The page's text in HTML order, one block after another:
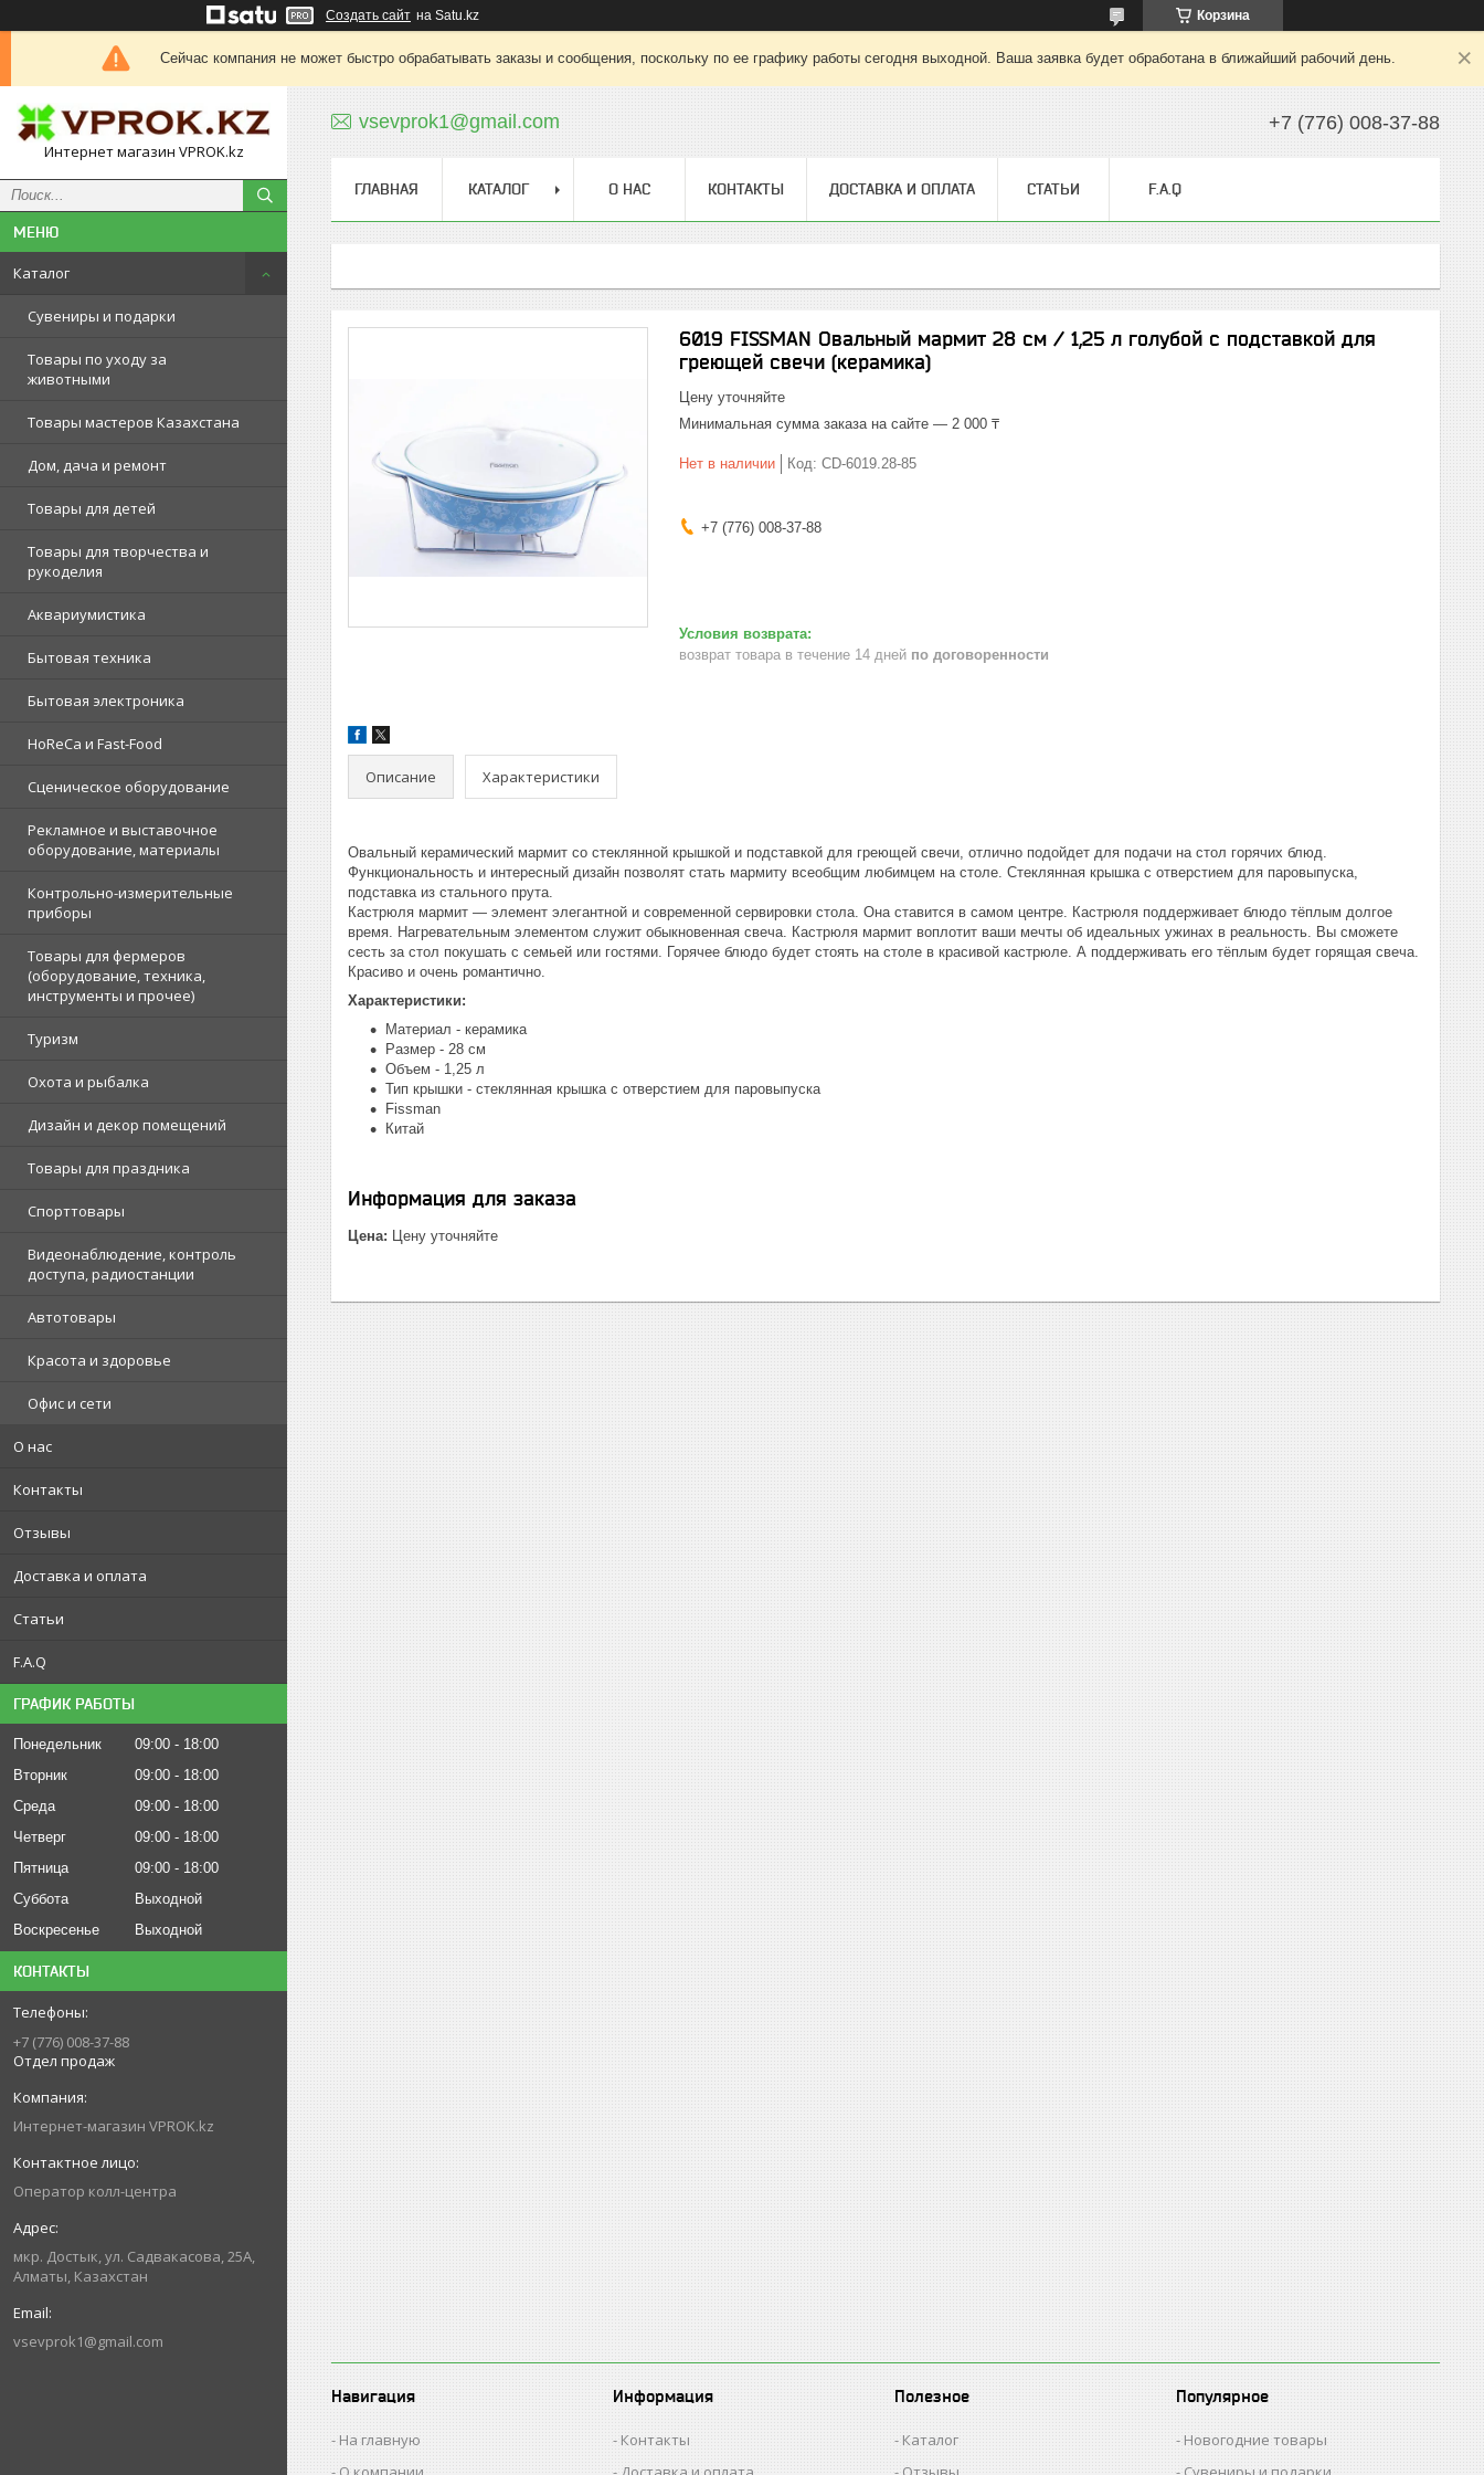
Создать сайт на Satu.kz Корзина
Сейчас компания не может быстро обрабатывать заказы и сообщения, поскольку по ее графику работы сегодня выходной. Ваша заявка будет обработана в ближайший рабочий день.
Интернет магазин VPROK.kz
Каталог
Сувениры и подарки
Товары по уходу за
животными
Товары мастеров Казахстана
Дом, дача и ремонт
Товары для детей
Товары для творчества и
рукоделия
Аквариумистика
Бытовая техника
Бытовая электроника
HoReCa и Fast-Food
Сценическое оборудование
Рекламное и выставочное
оборудование, материалы
Контрольно-измерительные
приборы
Товары для фермеров
(оборудование, техника,
инструменты и прочее)
Туризм
Охота и рыбалка
Дизайн и декор помещений
Товары для праздника
Спорттовары
Видеонаблюдение, контроль
доступа, радиостанции
Автотовары
Красота и здоровье
Офис и сети
О нас
Контакты
Отзывы
Доставка и оплата
Статьи
F.A.Q
ГРАФИК РАБОТЫ
Понедельник 09:00
18:00
Вторник
09:00
18:00
Среда
09:00
18:00
Четверг
09:00
18:00
Пятница
09:00
18:00
Суббота
Выходной
Воскресенье
Выходной
КОНТАКТЫ
+7 (776) 008-37-88
Отдел продаж
Интернет-магазин VPROK.kz
Оператор колл-центра
мкр. Достык, ул. Садвакасова, 25А,
Алматы, Казахстан
vsevprok1@gmail.com
vsevprok1@gmail.com +7 (776) 008-37-88
ГЛАВНАЯ КАТАЛОГ О НАС КОНТАКТЫ ДОСТАВКА И ОПЛАТА СТАТЬИ F.A.Q
6019 FISSMAN Овальный мармит 28 см / 1,25 л голубой с подставкой для
греющей свечи (керамика)
Цену уточняйте
Минимальная сумма заказа на сайте — 2 000 ₸
Нет в наличии Код: CD-6019.28-85
+7 (776) 008-37-88
возврат товара в течение 14 дней по договоренности
Описание Характеристики
Овальный керамический мармит со стеклянной крышкой и подставкой для греющей свечи, отлично подойдет для подачи на стол горячих блюд.
Функциональность и интересный дизайн позволят стать мармиту всеобщим любимцем на столе. Стеклянная крышка с отверстием для паровыпуска,
подставка из стального прута.
Кастрюля мармит — элемент элегантной и современной сервировки стола. Она ставится в самом центре. Кастрюля поддерживает блюдо тёплым долгое
время. Нагревательным элементом служит обыкновенная свеча. Кастрюля мармит воплотит ваши мечты об идеальных ужинах в реальность. Вы сможете
сесть за стол покушать с семьей или гостями. Горячее блюдо будет стоять на столе в красивой кастрюле. А поддерживать его тёплым будет горящая свеча.
Красиво и очень романтично.
Характеристики:
Материал - керамика
Размер - 28 см
Объем - 1,25 л
Тип крышки - стеклянная крышка с отверстием для паровыпуска
Fissman
Китай
Информация для заказа
Цена: Цену уточняйте
Навигация
На главную
Информация
Контакты
Полезное
Каталог
Популярное
Новогодние товары